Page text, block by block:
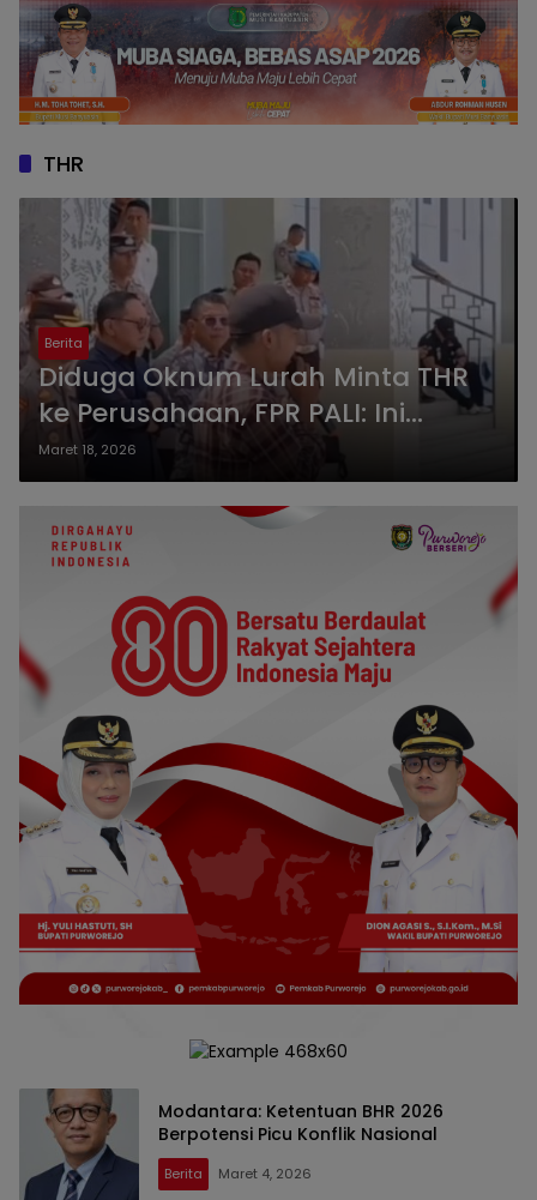
THR
Berita
Diduga Oknum Lurah Minta THR
ke Perusahaan, FPR PALI: Ini
Kantor Pemerintah atau Posko
Proposal Lebaran
Maret 18, 2026
Modantara: Ketentuan BHR 2026
Berpotensi Picu Konflik Nasional
Berita Maret 4, 2026